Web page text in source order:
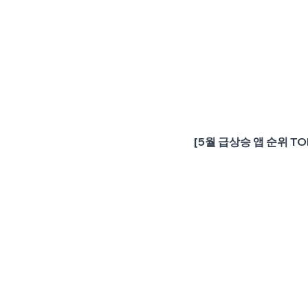
[5월 급상승 앱 순위